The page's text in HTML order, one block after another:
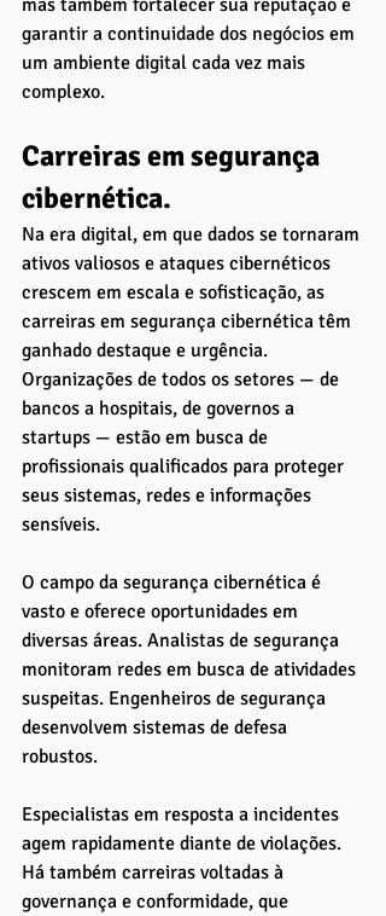
mas também fortalecer sua reputação e
garantir a continuidade dos negócios em
um ambiente digital cada vez mais
complexo.
Carreiras em segurança
cibernética.
Na era digital, em que dados se tornaram
ativos valiosos e ataques cibernéticos
crescem em escala e sofisticação, as
carreiras em segurança cibernética têm
ganhado destaque e urgência.
Organizações de todos os setores — de
bancos a hospitais, de governos a
startups — estão em busca de
profissionais qualificados para proteger
seus sistemas, redes e informações
sensíveis.
O campo da segurança cibernética é
vasto e oferece oportunidades em
diversas áreas. Analistas de segurança
monitoram redes em busca de atividades
suspeitas. Engenheiros de segurança
desenvolvem sistemas de defesa
robustos.
Especialistas em resposta a incidentes
agem rapidamente diante de violações.
Há também carreiras voltadas à
governança e conformidade, que